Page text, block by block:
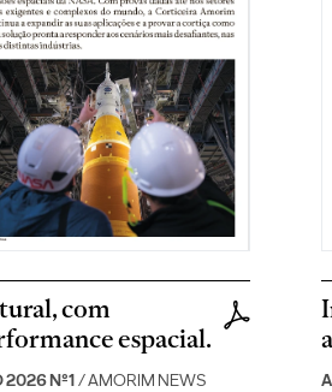
com
espacial.
2026 Nº1/ AMORIM NEWS